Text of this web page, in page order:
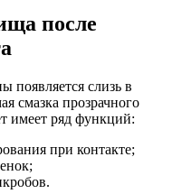
после
слизь в
смазка прозрачного
имеет ряд функций:
при контакте;